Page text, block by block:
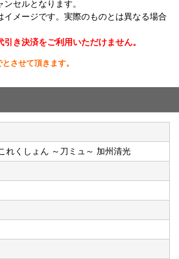
セルとなります。
イメージです。実際のものとは異なる場合
引き決済をご利用いただけません。
させて頂きます。
れくしょん ～刀ミュ～ 加州清光